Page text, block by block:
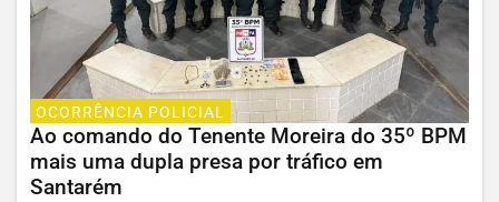
OCORRÊNCIA POLICIAL
Ao comando do Tenente Moreira do 35º BPM
mais uma dupla presa por tráfico em
Santarém